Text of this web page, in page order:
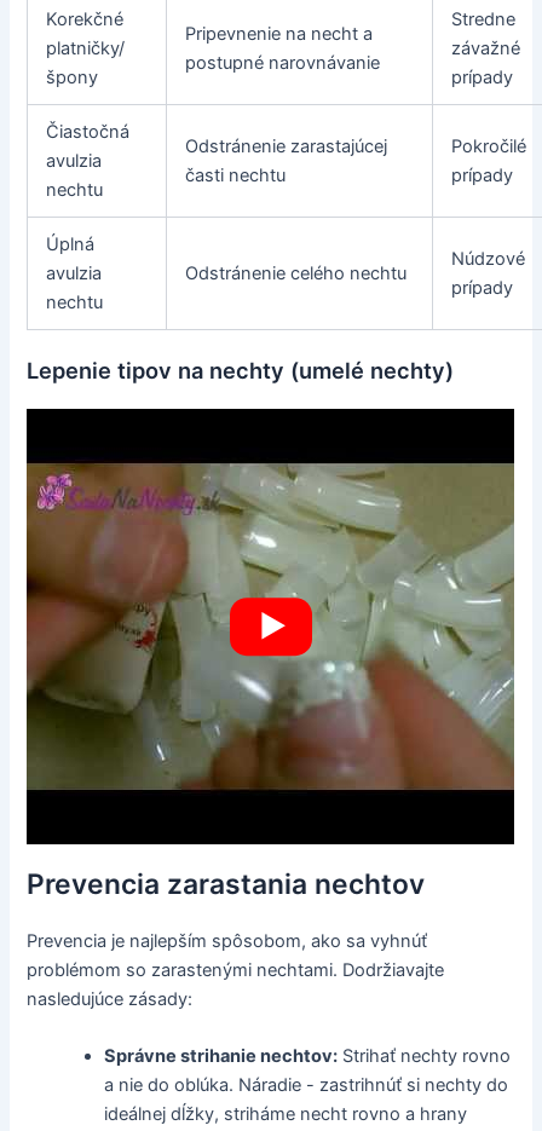
Korekčné
platničky/
špony
Pripevnenie na necht a
postupné narovnávanie
Stredne
závažné
prípady
Čiastočná
avulzia
nechtu
Odstránenie zarastajúcej
časti nechtu
Pokročilé
prípady
Úplná
avulzia
nechtu
Odstránenie celého nechtu
Núdzové
prípady
Lepenie tipov na nechty (umelé nechty)
Prevencia zarastania nechtov
Prevencia je najlepším spôsobom, ako sa vyhnúť
problémom so zarastenými nechtami. Dodržiavajte
nasledujúce zásady:
Správne strihanie nechtov: Strihať nechty rovno
a nie do oblúka. Náradie - zastrihnúť si nechty do
ideálnej dĺžky, striháme necht rovno a hrany